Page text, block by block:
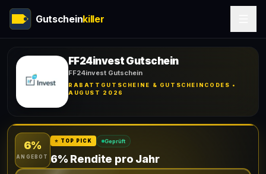
Gutscheinkiller
FF24invest Gutschein
FF24invest Gutschein
RABATTGUTSCHEINE & GUTSCHEINCODES •
AUGUST 2026
6%
ANGEBOT
⭐ TOP PICK Geprüft
6% Rendite pro Jahr